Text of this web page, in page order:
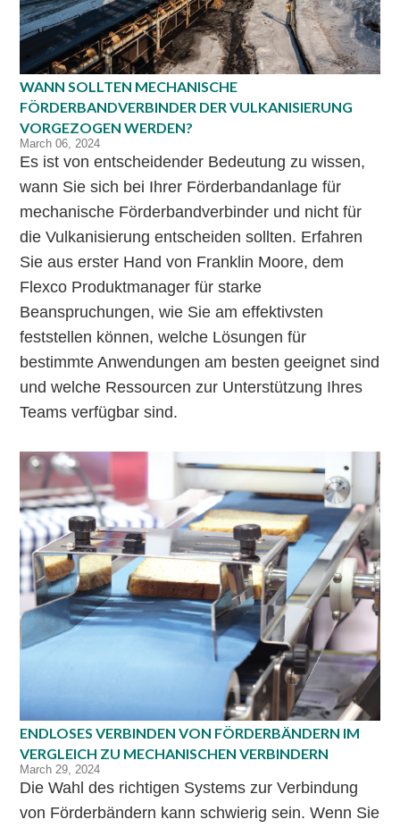
WANN SOLLTEN MECHANISCHE
FÖRDERBANDVERBINDER DER VULKANISIERUNG
VORGEZOGEN WERDEN?
March 06, 2024
Es ist von entscheidender Bedeutung zu wissen,
wann Sie sich bei Ihrer Förderbandanlage für
mechanische Förderbandverbinder und nicht für
die Vulkanisierung entscheiden sollten. Erfahren
Sie aus erster Hand von Franklin Moore, dem
Flexco Produktmanager für starke
Beanspruchungen, wie Sie am effektivsten
feststellen können, welche Lösungen für
bestimmte Anwendungen am besten geeignet sind
und welche Ressourcen zur Unterstützung Ihres
Teams verfügbar sind.
ENDLOSES VERBINDEN VON FÖRDERBÄNDERN IM
VERGLEICH ZU MECHANISCHEN VERBINDERN
March 29, 2024
Die Wahl des richtigen Systems zur Verbindung
von Förderbändern kann schwierig sein. Wenn Sie